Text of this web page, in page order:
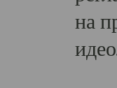
на